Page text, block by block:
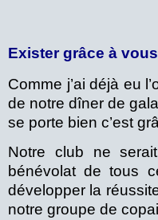
Exister grâce à vous
Comme j’ai déjà eu
de notre dîner de
se porte bien c’est
Notre club ne
bénévolat de tous
développer la
notre groupe de